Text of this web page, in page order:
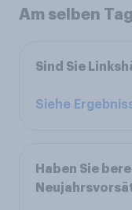
Am selben
Sind Sie
Siehe
Haben Sie